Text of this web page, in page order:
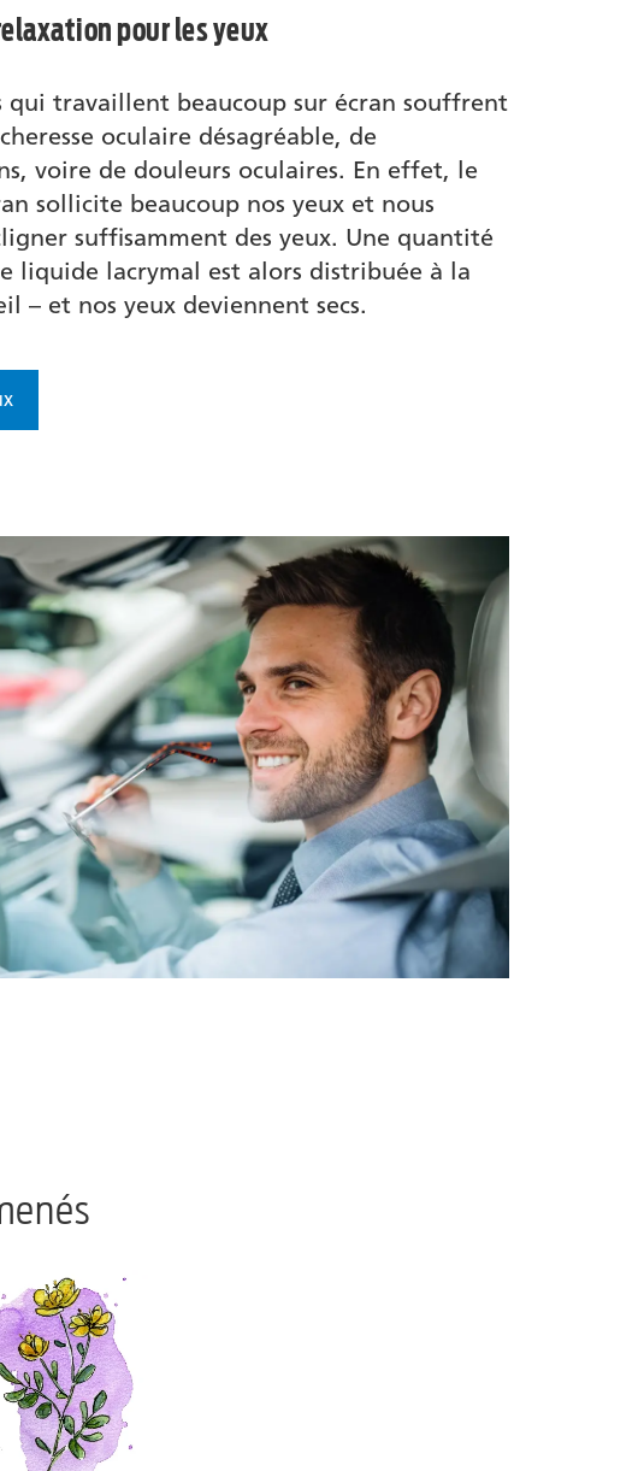
pour les yeux
qui travaillent beaucoup sur écran souffrent
oculaire désagréable, de
voire de douleurs oculaires. En effet, le
sollicite beaucoup nos yeux et nous
suffisamment des yeux. Une quantité
liquide lacrymal est alors distribuée à la
– et nos yeux deviennent secs.